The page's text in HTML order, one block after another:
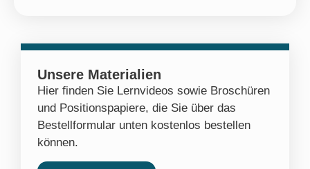
Unsere Materialien
Hier finden Sie Lernvideos sowie Broschüren
und Positionspapiere, die Sie über das
Bestellformular unten kostenlos bestellen
können.